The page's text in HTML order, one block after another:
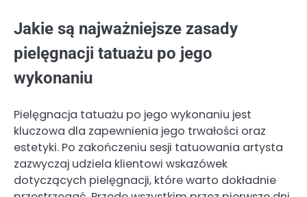
Jakie są najważniejsze zasady
pielęgnacji tatuażu po jego
wykonaniu
Pielęgnacja tatuażu po jego wykonaniu jest
kluczowa dla zapewnienia jego trwałości oraz
estetyki. Po zakończeniu sesji tatuowania artysta
zazwyczaj udziela klientowi wskazówek
dotyczących pielęgnacji, które warto dokładnie